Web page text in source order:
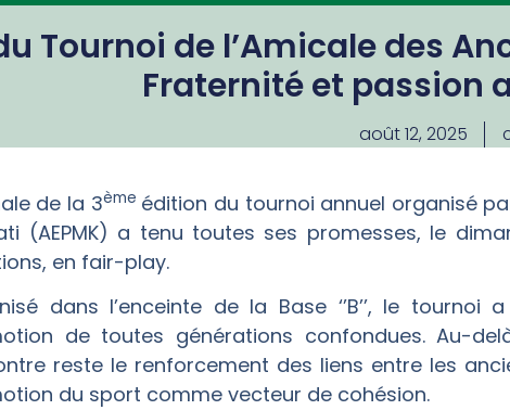
Tournoi de l’Amicale des
Fraternité et passion
août 12, 2025
de la 3ème édition du tournoi annuel organisé
(AEPMK) a tenu toutes ses promesses, le
en fair-play.
dans l’enceinte de la Base ‘’B’’, le
de toutes générations confondues. Au-
reste le renforcement des liens entre les
du sport comme vecteur de cohésion.